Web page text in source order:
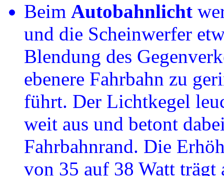
Beim Autobahnlicht
und die Scheinwerfer
Blendung des
ebenere Fahrbahn zu
führt. Der Lichtkegel
weit aus und betont
Fahrbahnrand. Die
von 35 auf 38 Watt trägt